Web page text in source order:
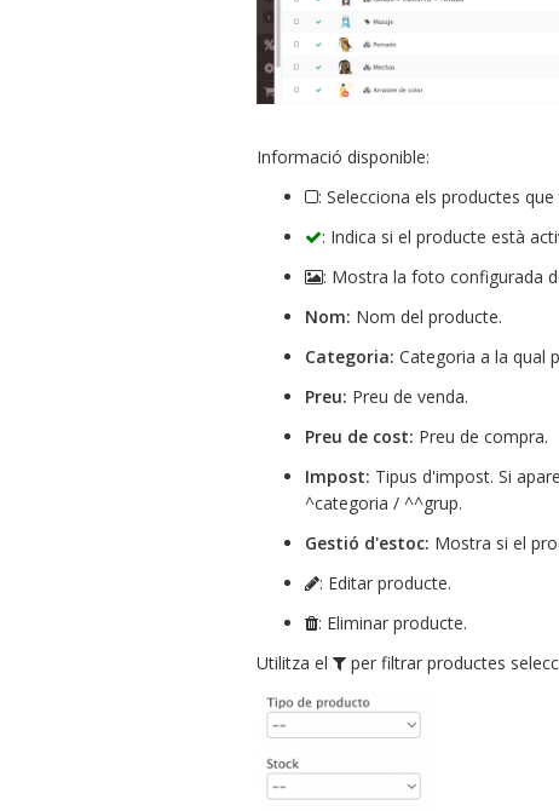
Informació disponible:
: Selecciona els productes
: Indica si el producte està
: Mostra la foto configurada
Nom: Nom del producte.
Categoria: Categoria a la qual
Preu: Preu de venda.
Preu de cost: Preu de compra.
Impost: Tipus d'impost. Si
^categoria / ^^grup.
Gestió d'estoc: Mostra si el
: Editar producte.
: Eliminar producte.
Utilitza el
per filtrar productes